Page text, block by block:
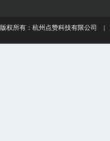
版权所有：杭州点赞科技有限公司